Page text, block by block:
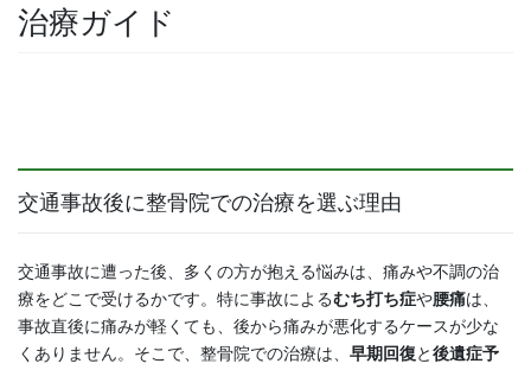
治療ガイド
交通事故後に整骨院での治療を選ぶ理由
交通事故に遭った後、多くの方が抱える悩みは、痛みや不調の治
療をどこで受けるかです。特に事故によるむち打ち症や腰痛は、
事故直後に痛みが軽くても、後から痛みが悪化するケースが少な
くありません。そこで、整骨院での治療は、 早期回復と後遺症予